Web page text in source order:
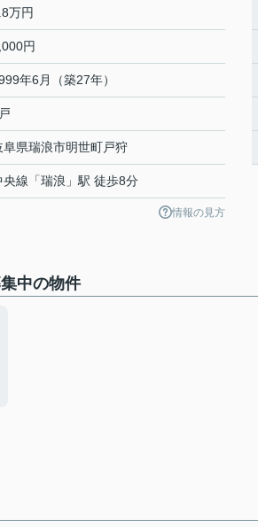
万円
円
年6月（築27年）
阜県瑞浪市明世町戸狩
央線 「瑞浪 」駅 徒歩8分
情報の見方
中の物件